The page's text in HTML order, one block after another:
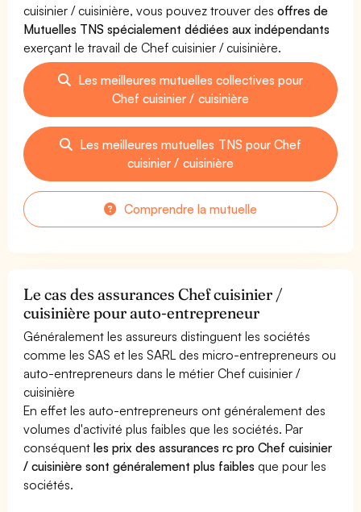
cuisinier / cuisinière, vous pouvez trouver desoffres de
Mutuelles TNS spécialement dédiées aux indépendants
exerçant le travail de Chef cuisinier / cuisinière.
Les meilleures mutuelles collectives pour
Chef cuisinier / cuisinière
Les meilleures mutuelles TNS pour Chef
cuisinier / cuisinière
Comprendre la mutuelle
Le cas des assurances Chef cuisinier /
cuisinière pour auto-entrepreneur
Généralement les assureurs distinguent les sociétés
comme les SAS et les SARL des micro-entrepreneurs ou
auto-entrepreneurs dans le métier Chef cuisinier /
cuisinière
En effet les auto-entrepreneurs ont généralement des
volumes d'activité plus faibles que les sociétés. Par
conséquentles prix des assurances rc pro Chef cuisinier
/ cuisinière sont généralement plus faibles que pour les
sociétés.